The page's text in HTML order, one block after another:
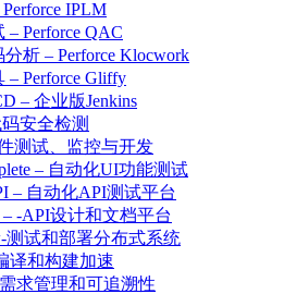
IPLM
– Perforce QAC
析 – Perforce Klocwork
– Perforce Gliffy
– 企业版Jenkins
安全检测
测试、监控与开发
– 自动化UI功能测试
– 自动化API测试平台
– -API设计和文档平台
测试和部署分布式系统
译和构建加速
需求管理和可追溯性